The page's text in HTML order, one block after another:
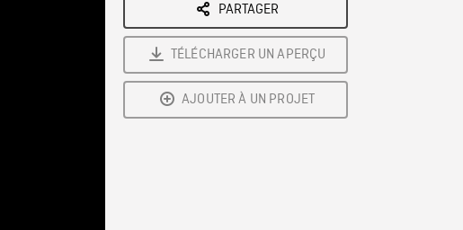
PARTAGER
TÉLÉCHARGER UN APERÇU
AJOUTER À UN PROJET